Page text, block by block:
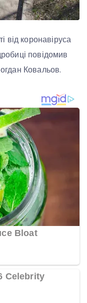
від коронавіруса
повідомив
Ковальов.